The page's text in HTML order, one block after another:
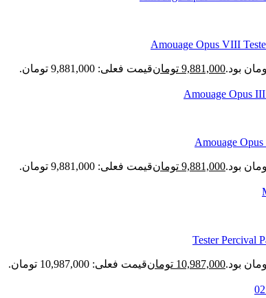
9,881,000 تومانقیمت فعلی: 9,881,000 تومان.
9,881,000 تومانقیمت فعلی: 9,881,000 تومان.
10,987,000 تومانقیمت فعلی: 10,987,000 تومان.